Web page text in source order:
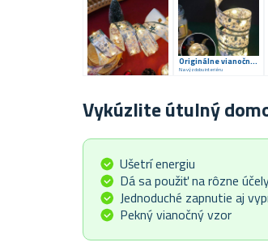
Originálne vianočné dekorácie
Na výzdobu interiéru
Vykúzlite útulný
Ušetrí energiu
Dá sa použiť na rôzne
Jednoduché zapnutie aj
Pekný vianočný vzor